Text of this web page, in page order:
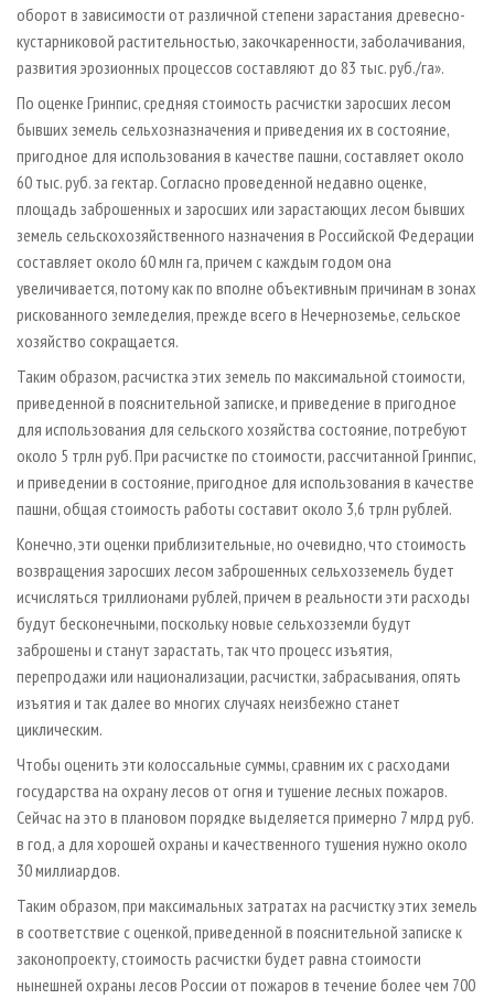
оборот в зависимости от различной степени зарастания древесно-
кустарниковой растительностью, закочкаренности, заболачивания,
развития эрозионных процессов составляют до 83 тыс. руб./га».
По оценке Гринпис, средняя стоимость расчистки заросших лесом
бывших земель сельхозназначения и приведения их в состояние,
пригодное для использования в качестве пашни, составляет около
60 тыс. руб. за гектар. Согласно проведенной недавно оценке,
площадь заброшенных и заросших или зарастающих лесом бывших
земель сельскохозяйственного назначения в Российской Федерации
составляет около 60 млн га, причем с каждым годом она
увеличивается, потому как по вполне объективным причинам в зонах
рискованного земледелия, прежде всего в Нечерноземье, сельское
хозяйство сокращается.
Таким образом, расчистка этих земель по максимальной стоимости,
приведенной в пояснительной записке, и приведение в пригодное
для использования для сельского хозяйства состояние, потребуют
около 5 трлн руб. При расчистке по стоимости, рассчитанной Гринпис,
и приведении в состояние, пригодное для использования в качестве
пашни, общая стоимость работы составит около 3,6 трлн рублей.
Конечно, эти оценки приблизительные, но очевидно, что стоимость
возвращения заросших лесом заброшенных сельхозземель будет
исчисляться триллионами рублей, причем в реальности эти расходы
будут бесконечными, поскольку новые сельхозземли будут
заброшены и станут зарастать, так что процесс изъятия,
перепродажи или национализации, расчистки, забрасывания, опять
изъятия и так далее во многих случаях неизбежно станет
циклическим.
Чтобы оценить эти колоссальные суммы, сравним их с расходами
государства на охрану лесов от огня и тушение лесных пожаров.
Сейчас на это в плановом порядке выделяется примерно 7 млрд руб.
в год, а для хорошей охраны и качественного тушения нужно около
30 миллиардов.
Таким образом, при максимальных затратах на расчистку этих земель
в соответствие с оценкой, приведенной в пояснительной записке к
законопроекту, стоимость расчистки будет равна стоимости
нынешней охраны лесов России от пожаров в течение более чем 700